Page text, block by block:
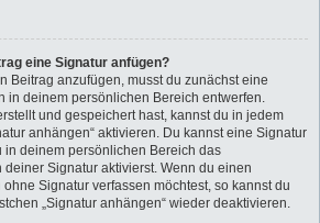
eine Signatur anfügen?
Beitrag anzufügen, musst du zunächst eine
in deinem persönlichen Bereich entwerfen.
und gespeichert hast, kannst du in jedem
anhängen“ aktivieren. Du kannst eine Signatur
deinem persönlichen Bereich das
Signatur aktivierst. Wenn du einen
Signatur verfassen möchtest, so kannst du
„Signatur anhängen“ wieder deaktivieren.